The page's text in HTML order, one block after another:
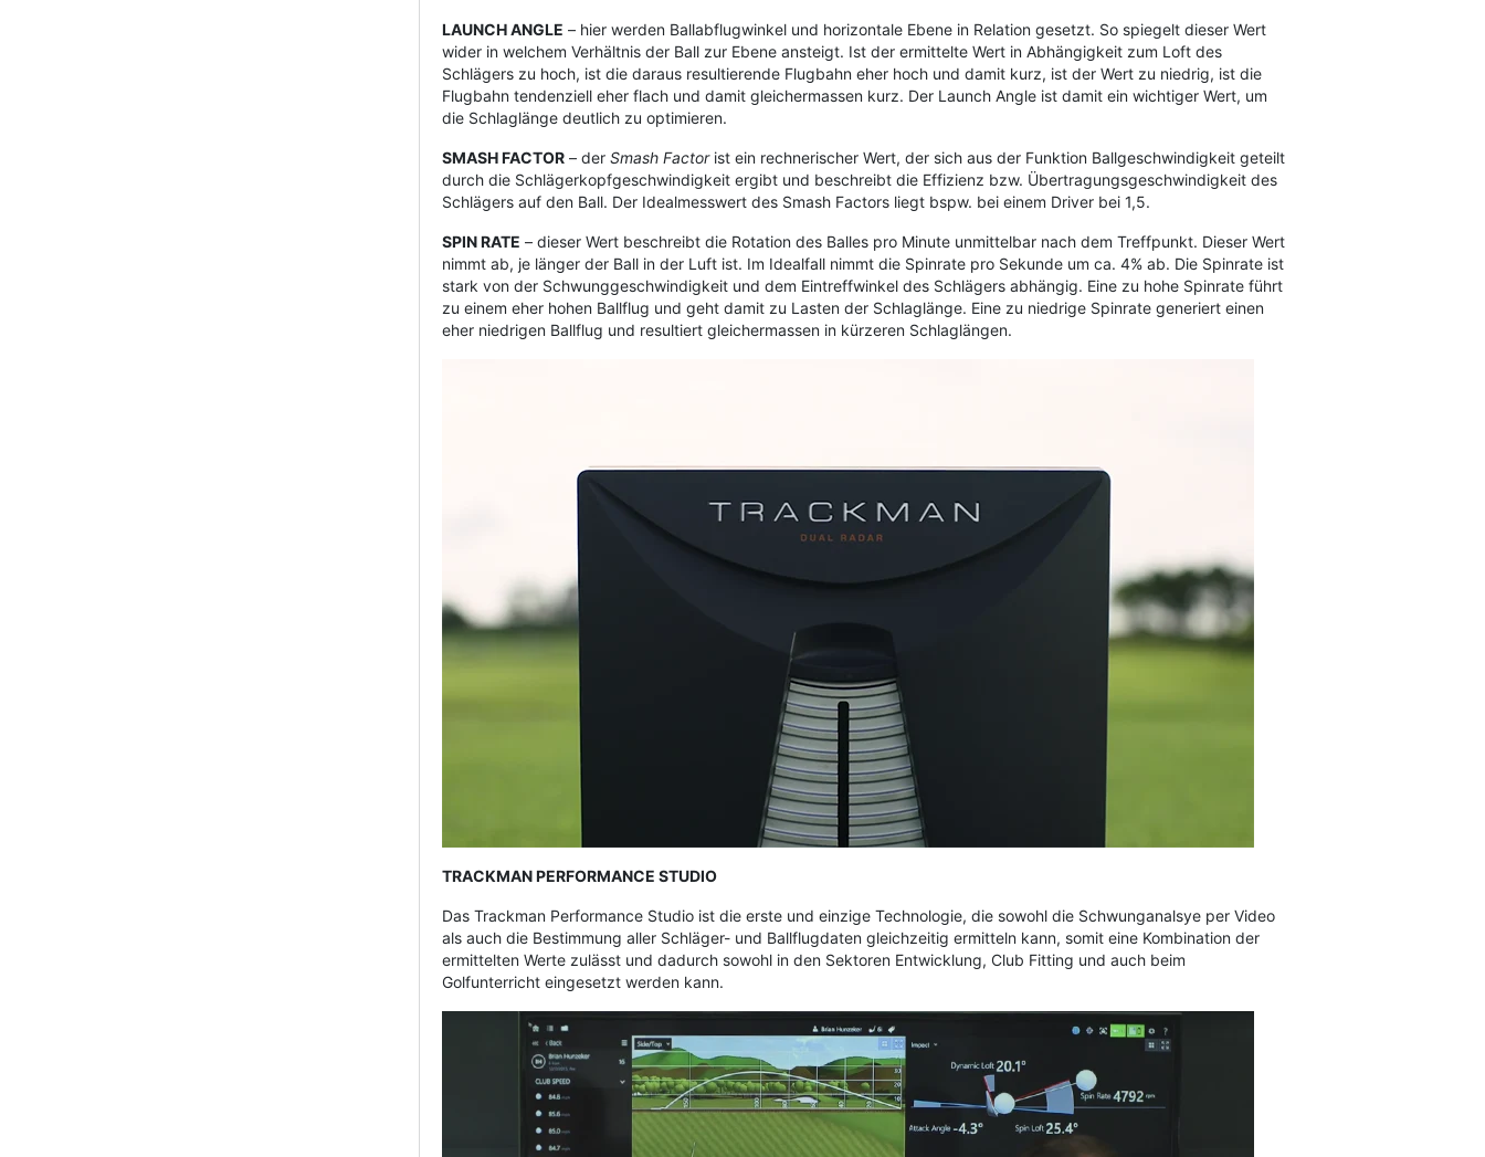
LAUNCH ANGLE – hier werden Ballabflugwinkel und horizontale Ebene in Relation gesetzt. So spiegelt dieser Wert
wider in welchem Verhältnis der Ball zur Ebene ansteigt. Ist der ermittelte Wert in Abhängigkeit zum Loft des
Schlägers zu hoch, ist die daraus resultierende Flugbahn eher hoch und damit kurz, ist der Wert zu niedrig, ist die
Flugbahn tendenziell eher flach und damit gleichermassen kurz. Der Launch Angle ist damit ein wichtiger Wert, um
die Schlaglänge deutlich zu optimieren.
SMASH FACTOR – der Smash Factor ist ein rechnerischer Wert, der sich aus der Funktion Ballgeschwindigkeit geteilt
durch die Schlägerkopfgeschwindigkeit ergibt und beschreibt die Effizienz bzw. Übertragungsgeschwindigkeit des
Schlägers auf den Ball. Der Idealmesswert des Smash Factors liegt bspw. bei einem Driver bei 1,5.
SPIN RATE – dieser Wert beschreibt die Rotation des Balles pro Minute unmittelbar nach dem Treffpunkt. Dieser Wert
nimmt ab, je länger der Ball in der Luft ist. Im Idealfall nimmt die Spinrate pro Sekunde um ca. 4% ab. Die Spinrate ist
stark von der Schwunggeschwindigkeit und dem Eintreffwinkel des Schlägers abhängig. Eine zu hohe Spinrate führt
zu einem eher hohen Ballflug und geht damit zu Lasten der Schlaglänge. Eine zu niedrige Spinrate generiert einen
eher niedrigen Ballflug und resultiert gleichermassen in kürzeren Schlaglängen.
TRACKMAN PERFORMANCE STUDIO
Das Trackman Performance Studio ist die erste und einzige Technologie, die sowohl die Schwunganalsye per Video
als auch die Bestimmung aller Schläger- und Ballflugdaten gleichzeitig ermitteln kann, somit eine Kombination der
ermittelten Werte zulässt und dadurch sowohl in den Sektoren Entwicklung, Club Fitting und auch beim
Golfunterricht eingesetzt werden kann.